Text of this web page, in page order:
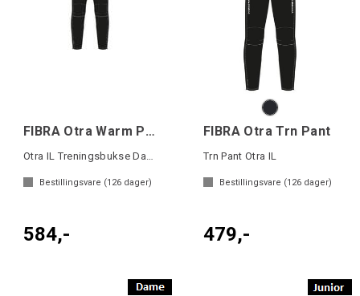
FIBRA Otra Warm Pant W
Otra IL Treningsbukse Dame
Bestillingsvare (126 dager)
584,-
FIBRA Otra Trn Pant
Trn Pant Otra IL
Bestillingsvare (126 dager)
479,-